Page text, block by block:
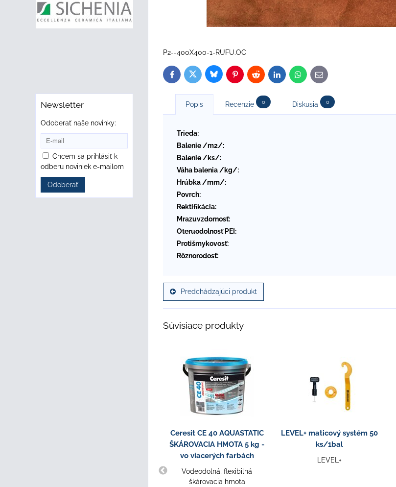
P2--400X400-1-RUFU.OC
FacebookTwitterBlueskyPinterestReddit LinkedInWhatsApp
E-
mail
Popis Recenzie 0 Diskusia 0
Trieda:
Balenie /m2/:
Balenie /ks/:
Váha balenia /kg/:
Hrúbka /mm/:
Povrch:
Rektifikácia:
Mrazuvzdornosť:
Oteruodolnosť PEI:
Protišmykovosť:
Rôznorodosť:
Predchádzajúci produkt
Súvisiace produkty
Ceresit CE 40 AQUASTATIC
ŠKÁROVACIA HMOTA 5 kg -
vo viacerých farbách
Vodeodolná, flexibilná
škárovacia hmota
LEVEL+ maticový systém 50
ks/1bal
LEVEL+
Newsletter
Odoberať naše novinky:
Chcem sa prihlásiť k
odberu noviniek e-mailom
Odoberať